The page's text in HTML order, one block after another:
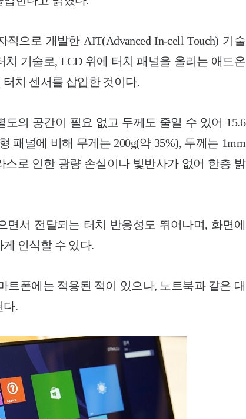
으로 개발한 AIT(Advanced In-cell Touch) 기술
기술로, LCD 위에 터치 패널을 올리는 애드온
터치 센서를 삽입한 것이다.
의 공간이 필요 없고 두께도 줄일 수 있어 15.6
패널에 비해 무게는 200g(약 35%), 두께는 1mm
스로 인한 광량 손실이나 빛반사가 없어 한층 밝
서 전달되는 터치 반응성도 뛰어나며, 화면에
인식할 수 있다.
트폰에는 적용된 적이 있으나, 노트북과 같은 대
다.